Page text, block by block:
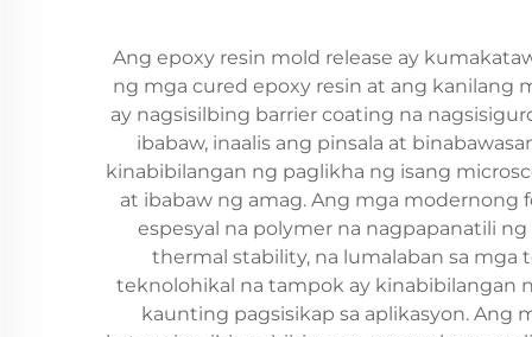
Ang epoxy resin mold release ay
ng mga cured epoxy resin at ang kanilang
ay nagsisilbing barrier coating na
ibabaw, inaalis ang pinsala at
kinabibilangan ng paglikha ng isang
at ibabaw ng amag. Ang mga modernong
espesyal na polymer na nagpapanatili
thermal stability, na lumalaban sa mga
teknolohikal na tampok ay kinabibilangan
kaunting pagsisikap sa aplikasyon. Ang